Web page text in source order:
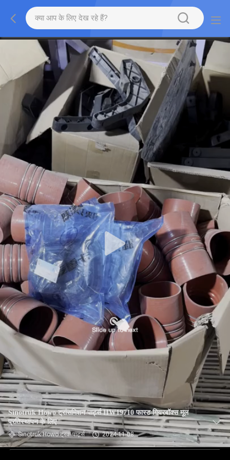
Sinotruk Howo ट्रांसमिशन पार्ट्स HW19710 फास्ट गियरबॉक्स मूल
प्रतिस्थापन के लिए
Sinotruk Howo ट्रक पार्ट्स 2024-11-08